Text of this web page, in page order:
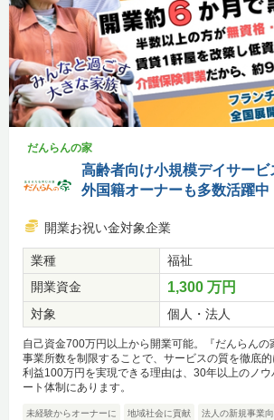
だんらんの家
高齢者向け小規模デイサー
外国籍オーナーも多数活躍中
開業お祝い金対象企業
業種
福祉
開業資金
1,300 万円
対象 個人・法人
自己資金700万円以上から開業可能。『だんらんの
事業所数を制限することで、サービスの質を徹底
利益100万円を実現できる理由は、30年以上のノ
ート体制にあります。
未経験からオーナーに 地域社会に貢献 法人の新規事業